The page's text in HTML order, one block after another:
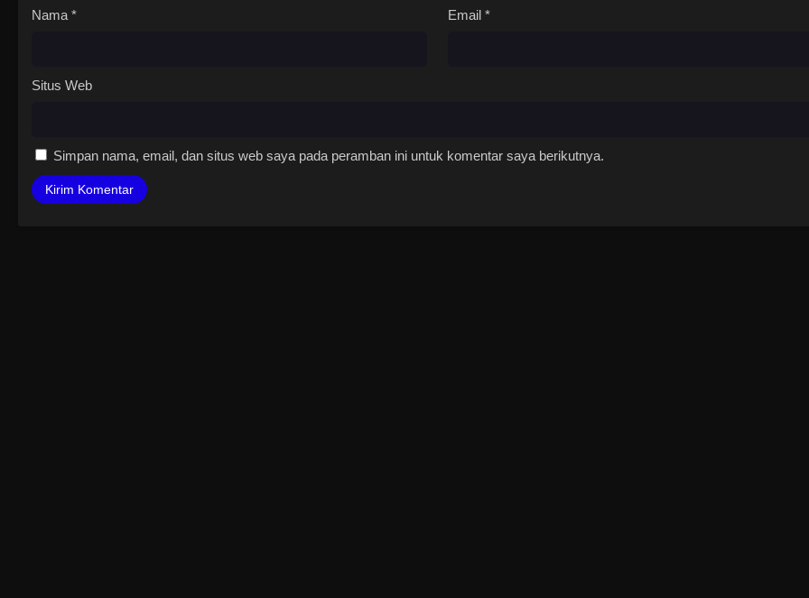
Nama* Email *
Situs Web
Simpan nama, email, dan situs web saya pada peramban ini untuk komentar saya berikutnya.